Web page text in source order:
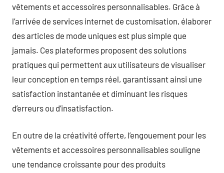
vêtements et accessoires personnalisables. Grâce à
l’arrivée de services internet de customisation, élaborer
des articles de mode uniques est plus simple que
jamais. Ces plateformes proposent des solutions
pratiques qui permettent aux utilisateurs de visualiser
leur conception en temps réel, garantissant ainsi une
satisfaction instantanée et diminuant les risques
d’erreurs ou d’insatisfaction.
En outre de la créativité offerte, l’engouement pour les
vêtements et accessoires personnalisables souligne
une tendance croissante pour des produits